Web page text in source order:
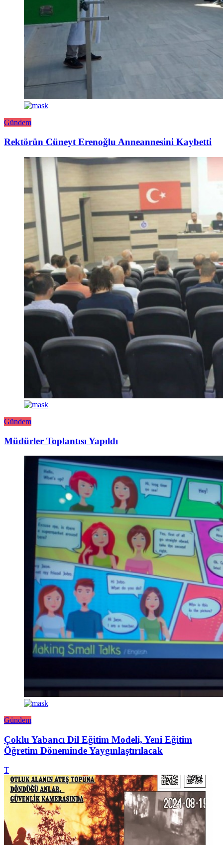
Gündem
Rektörün Cüneyt Erenoğlu Anneannesini Kaybetti
Gündem
Müdürler Toplantısı Yapıldı
Gündem
Çoklu Yabancı Dil Eğitim Modeli, Yeni Eğitim
Öğretim Döneminde Yaygınlaştırılacak
T